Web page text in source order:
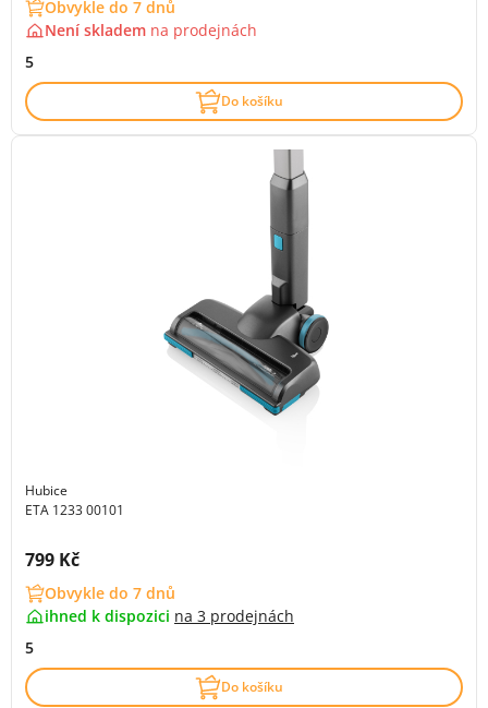
Obvykle do 7 dnů
Není skladem na prodejnách
5
Do košíku
Hubice
ETA 1233 00101
Cena s DPH:
799 Kč
Obvykle do 7 dnů
ihned k dispozici na 3 prodejnách
5
Do košíku